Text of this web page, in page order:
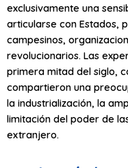
exclusivamente una
articularse con Estados,
campesinos,
revolucionarios. Las
primera mitad del siglo,
compartieron una
la industrialización, la
limitación del poder de
extranjero.